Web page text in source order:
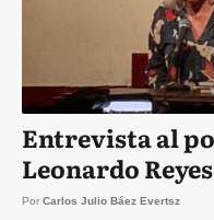
Entrevista al
Leonardo Reyes
Por Carlos Julio Báez Evertsz